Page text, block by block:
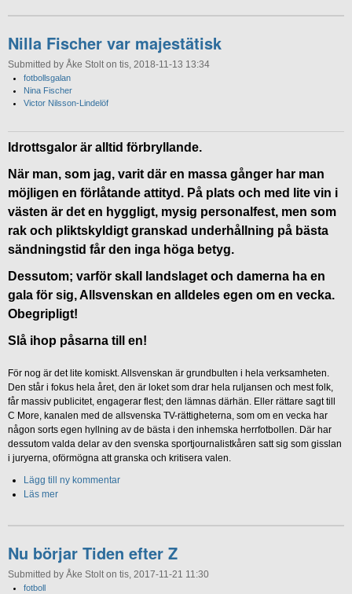
Nilla Fischer var majestätisk
Submitted by Åke Stolt on tis, 2018-11-13 13:34
fotbollsgalan
Nina Fischer
Victor Nilsson-Lindelöf
Idrottsgalor är alltid förbryllande.
När man, som jag, varit där en massa gånger har man
möjligen en förlåtande attityd. På plats och med lite vin i
västen är det en hyggligt, mysig personalfest, men som
rak och pliktskyldigt granskad underhållning på bästa
sändningstid får den inga höga betyg.
Dessutom; varför skall landslaget och damerna ha en
gala för sig, Allsvenskan en alldeles egen om en vecka.
Obegripligt!
Slå ihop påsarna till en!
För nog är det lite komiskt. Allsvenskan är grundbulten i hela verksamheten.
Den står i fokus hela året, den är loket som drar hela ruljansen och mest folk,
får massiv publicitet, engagerar flest; den lämnas därhän. Eller rättare sagt till
C More, kanalen med de allsvenska TV-rättigheterna, som om en vecka har
någon sorts egen hyllning av de bästa i den inhemska herrfotbollen. Där har
dessutom valda delar av den svenska sportjournalistkåren satt sig som gisslan
i juryerna, oförmögna att granska och kritisera valen.
Lägg till ny kommentar
Läs mer
Nu börjar Tiden efter Z
Submitted by Åke Stolt on tis, 2017-11-21 11:30
fotboll